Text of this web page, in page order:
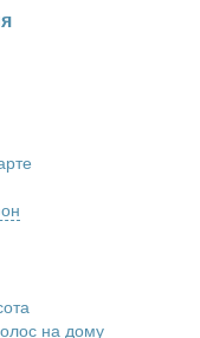
на дому